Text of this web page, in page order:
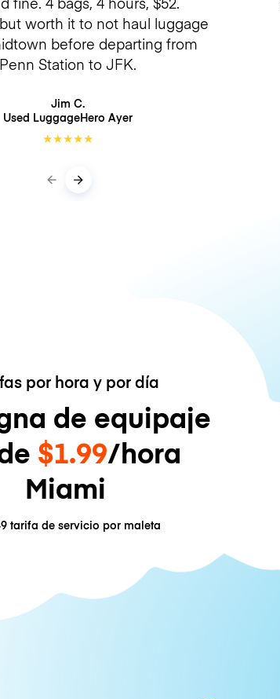
worth it to not haul luggage
before departing from
Penn Station to JFK.
Jim C.
Used LuggageHero Ayer
★★★★★
por hora y por día
de equipaje
$1.99/hora
Miami
tarifa de servicio por maleta